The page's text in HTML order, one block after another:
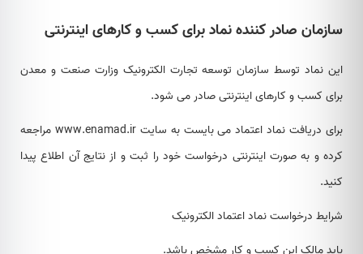
سازمان صادر کننده نماد برای کسب و کارهای اینترنتی
این نماد توسط سازمان توسعه تجارت الکترونیک وزارت صنعت و معدن
برای کسب و کارهای اینترنتی صادر می شود.
برای دریافت نماد اعتماد می بایست به سایتwww.enamad.ir مراجعه
کرده و به صورت اینترنتی درخواست خود را ثبت و از نتایج آن اطلاع پیدا
کنید.
شرایط درخواست نماد اعتماد الکترونیک